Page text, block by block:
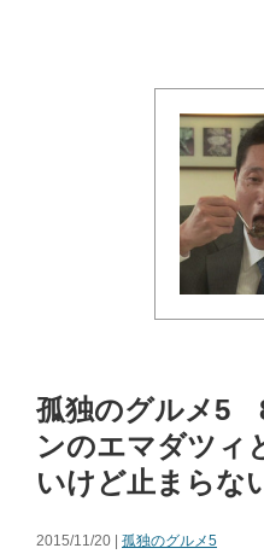
孤独のグルメ5
ンのエマダツ
いけど止まらな
2015/11/20 | 孤独のグルメ5